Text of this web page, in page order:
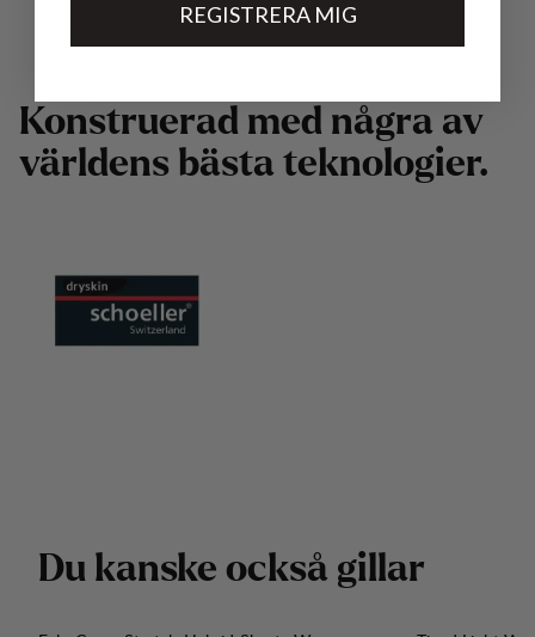
Konstruerad med några av
världens bästa teknologier.
Du kanske också gillar
REGISTRERA MIG